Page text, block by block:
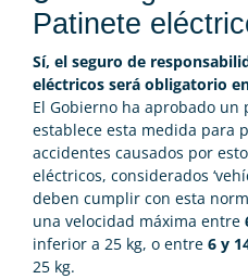
Patinete
Sí, el seguro de
eléctricos será obligatorio
El Gobierno ha aprobado un
establece esta medida para
accidentes causados por
eléctricos, considerados
deben cumplir con esta
una velocidad máxima entre
inferior a 25 kg, o entre 6 y
25 kg.